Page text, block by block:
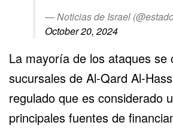
— Noticias de Israel
October 20, 2024
La mayoría de los ataques se
sucursales de Al-Qard Al-
regulado que es considerado
principales fuentes de